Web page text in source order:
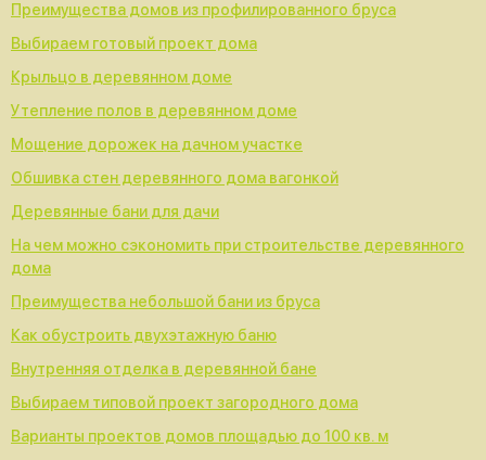
Преимущества домов из профилированного бруса
Выбираем готовый проект дома
Крыльцо в деревянном доме
Утепление полов в деревянном доме
Мощение дорожек на дачном участке
Обшивка стен деревянного дома вагонкой
Деревянные бани для дачи
На чем можно сэкономить при строительстве деревянного
дома
Преимущества небольшой бани из бруса
Как обустроить двухэтажную баню
Внутренняя отделка в деревянной бане
Выбираем типовой проект загородного дома
Варианты проектов домов площадью до 100 кв. м